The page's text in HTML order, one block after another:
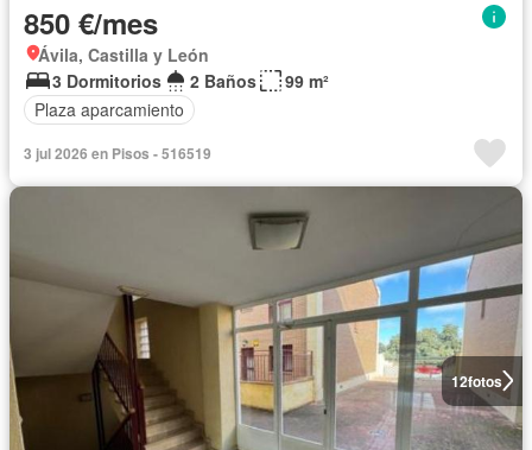
850 €/mes
Ávila, Castilla y León
3 Dormitorios
2 Baños
99 m²
Plaza aparcamiento
3 jul 2026 en Pisos - 516519
12fotos